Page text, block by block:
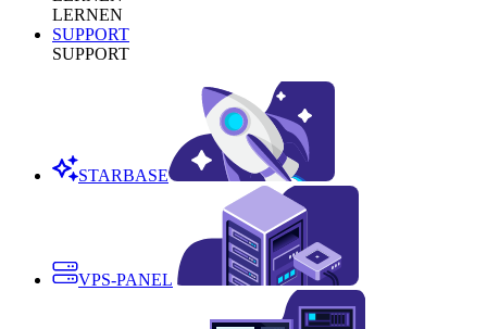
LERNEN
SUPPORT
SUPPORT
STARBASE
VPS-PANEL